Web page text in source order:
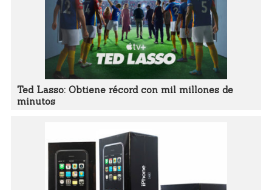
Ted Lasso: Obtiene récord con mil millones de
minutos